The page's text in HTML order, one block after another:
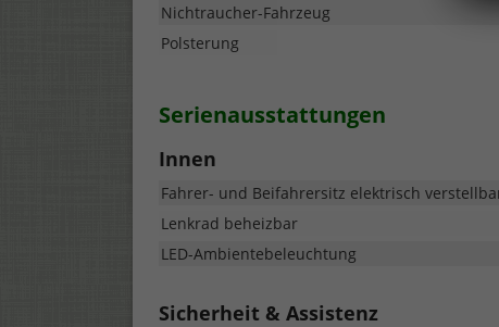
Nichtraucher-Fahrzeug
Polsterung
Serienausstattungen
Innen
Fahrer- und Beifahrersitz elektrisch
Lenkrad beheizbar
LED-Ambientebeleuchtung
Sicherheit & Assistenz